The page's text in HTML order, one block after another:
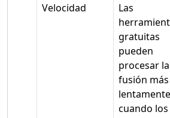
Velocidad
Las
gratuitas
pueden
procesar la
fusión más
lentamente
cuando los